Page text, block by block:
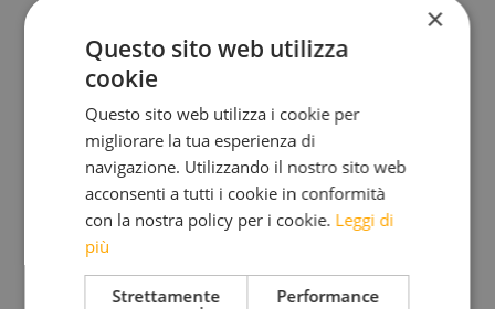
Pensiero
LA NATURA
×
Questo sito web utilizza
cookie
Questo sito web utilizza i cookie per
migliorare la tua esperienza di
navigazione. Utilizzando il nostro sito web
acconsenti a tutti i cookie in conformità
con la nostra policy per i cookie. Leggi di
più
Strettamente
Performance